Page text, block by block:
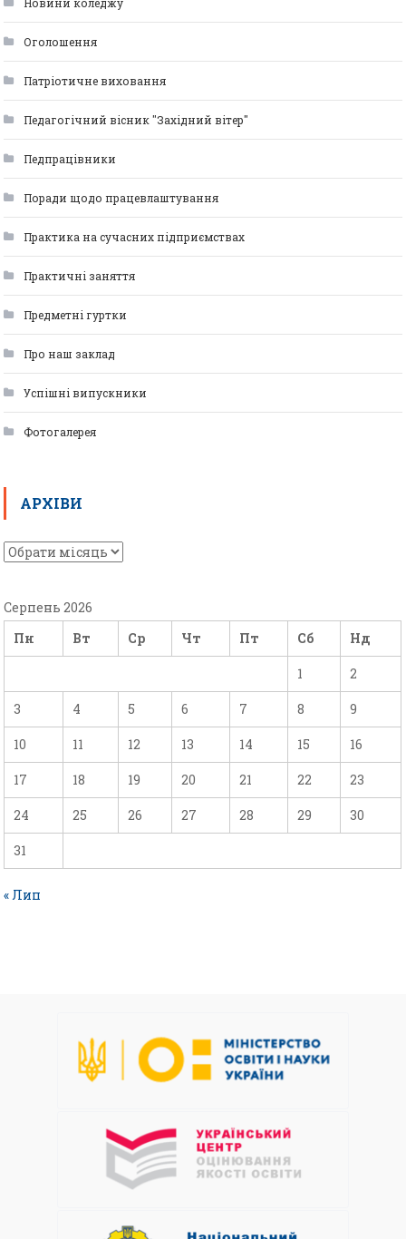
Оголошення
Патріотичне виховання
Педагогічний вісник "Західний вітер"
Педпрацівники
Поради щодо працевлаштування
Практика на сучасних підприємствах
Практичні заняття
Предметні гуртки
Про наш заклад
Успішні випускники
Фотогалерея
АРХІВИ
Серпень 2026
Пн
Вт Ср Чт Пт Сб Нд
1 2
3 4 5 6 7 8 9
10 11 12 13 14 15 16
17 18 19 20 21 22 23
24 25 26 27 28 29 30
31
« Лип